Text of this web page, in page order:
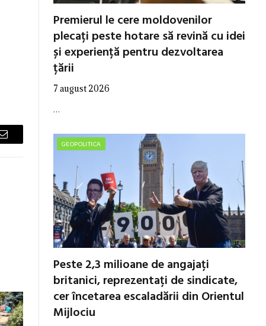
Email
Premierul le cere moldovenilor
plecați peste hotare să revină cu idei
și experiență pentru dezvoltarea
țării
7 august 2026
…
GEOPOLITICA
Peste 2,3 milioane de angajați
britanici, reprezentați de sindicate,
cer încetarea escaladării din Orientul
Mijlociu